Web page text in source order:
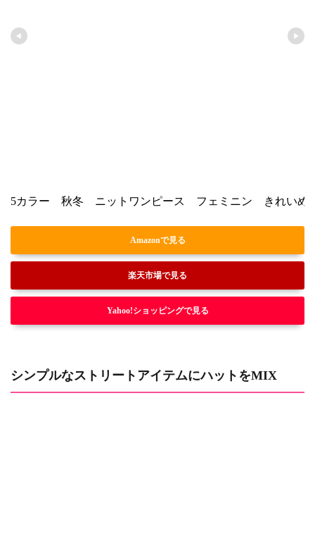
5カラー 秋冬 ニットワンピース フェミニン きれい
Amazonで見る
楽天市場で見る
Yahoo!ショッピングで見る
シンプルなストリートアイテムにハットをMIX